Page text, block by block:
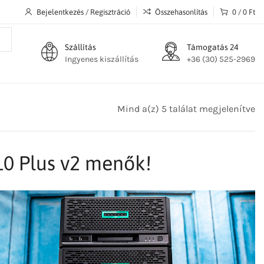
Bejelentkezés / Regisztráció Összehasonlítás 0 / 0 Ft
Szállítás
Ingyenes kiszállítás
Támogatás 24
+36 (30) 525-2969
Mind a(z) 5 találat megjelenítve
Plus v2 menők!